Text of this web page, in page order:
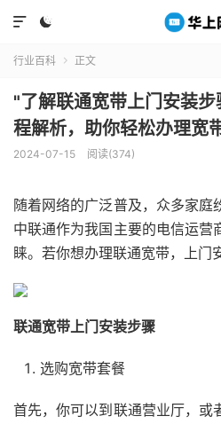


行业百科  正文
"了解联通宽带上门安装
程解析，助你轻松办理宽
2024-07-15 阅读(374)
随着网络的广泛普及，众多家庭
中联通作为我国主要的电信运营
睐。若你想办理联通宽带，上门
联通宽带上门安装步骤
选购宽带套餐
首先，你可以到联通营业厅，或